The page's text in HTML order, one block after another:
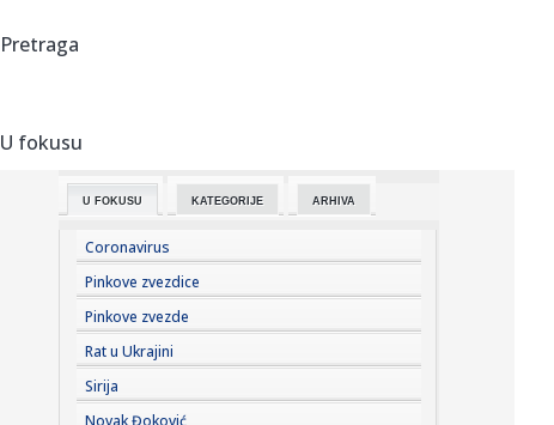
protiv...
16:31:
16:30:
Mitropolit niški Arsenije na proslavi Preobraženja
16:30:„Zlatni puž“ praznik animacije u Vranju
16:29:Preminuo William Orbit, legendarni britanski producent
16:27:Grčka diže ""Apače; dva moćna helikoptera lete ka
Pretraga
U fokusu
U FOKUSU KATEGORIJE ARHIVA
Coronavirus
Pinkove zvezdice
Pinkove zvezde
Rat u Ukrajini
Sirija